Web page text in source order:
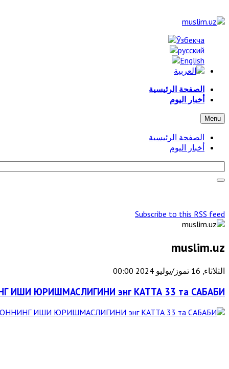
الصفحة الرئيسية
أخبار اليوم
Menu
الصفحة الرئيسية
أخبار اليوم
Subscribe to this RSS feed
muslim.uz
الثلاثاء, 16 تموز/يوليو 2024 00:00
ИШИ ЮРИШМАСЛИГИНИ энг КАТТА 33 та САБАБИ